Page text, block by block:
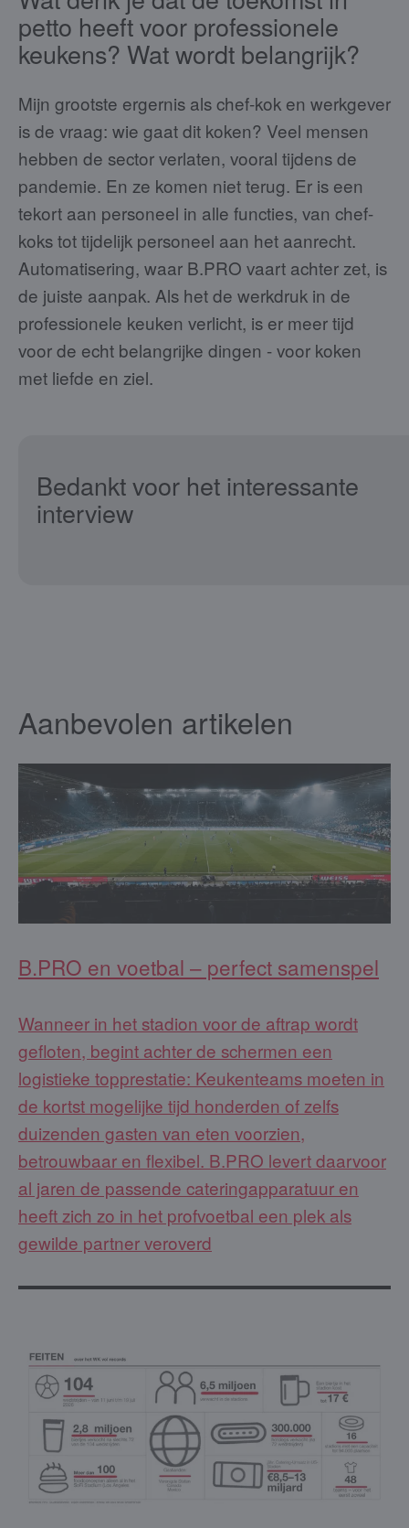
petto heeft voor professionele
keukens? Wat wordt belangrijk?
Mijn grootste ergernis als chef-kok en werkgever
is de vraag: wie gaat dit koken? Veel mensen
hebben de sector verlaten, vooral tijdens de
pandemie. En ze komen niet terug. Er is een
tekort aan personeel in alle functies, van chef-
koks tot tijdelijk personeel aan het aanrecht.
Automatisering, waar B.PRO vaart achter zet, is
de juiste aanpak. Als het de werkdruk in de
professionele keuken verlicht, is er meer tijd
voor de echt belangrijke dingen - voor koken
met liefde en ziel.
Bedankt voor het interessante
interview
Aanbevolen artikelen
B.PRO en voetbal – perfect samenspel
Wanneer in het stadion voor de aftrap wordt
gefloten, begint achter de schermen een
logistieke topprestatie: Keukenteams moeten in
de kortst mogelijke tijd honderden of zelfs
duizenden gasten van eten voorzien,
betrouwbaar en flexibel. B.PRO levert daarvoor
al jaren de passende cateringapparatuur en
heeft zich zo in het profvoetbal een plek als
gewilde partner veroverd